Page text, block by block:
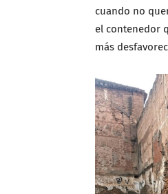
cuando no
el contenedor
más